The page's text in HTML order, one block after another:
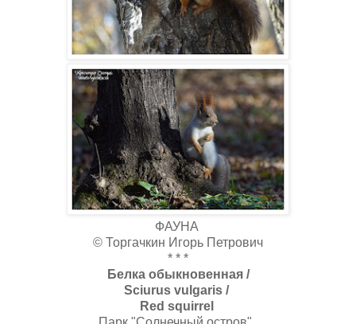
ФАУНА
© Торгачкин Игорь Петрович
* * *
Белка обыкновенная /
Sciurus vulgaris /
Red squirrel